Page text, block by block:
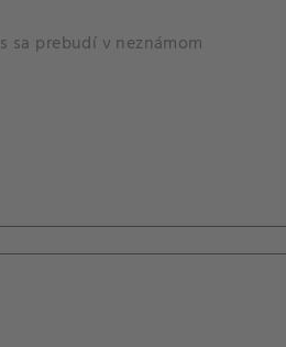
sa prebudí v neznámom